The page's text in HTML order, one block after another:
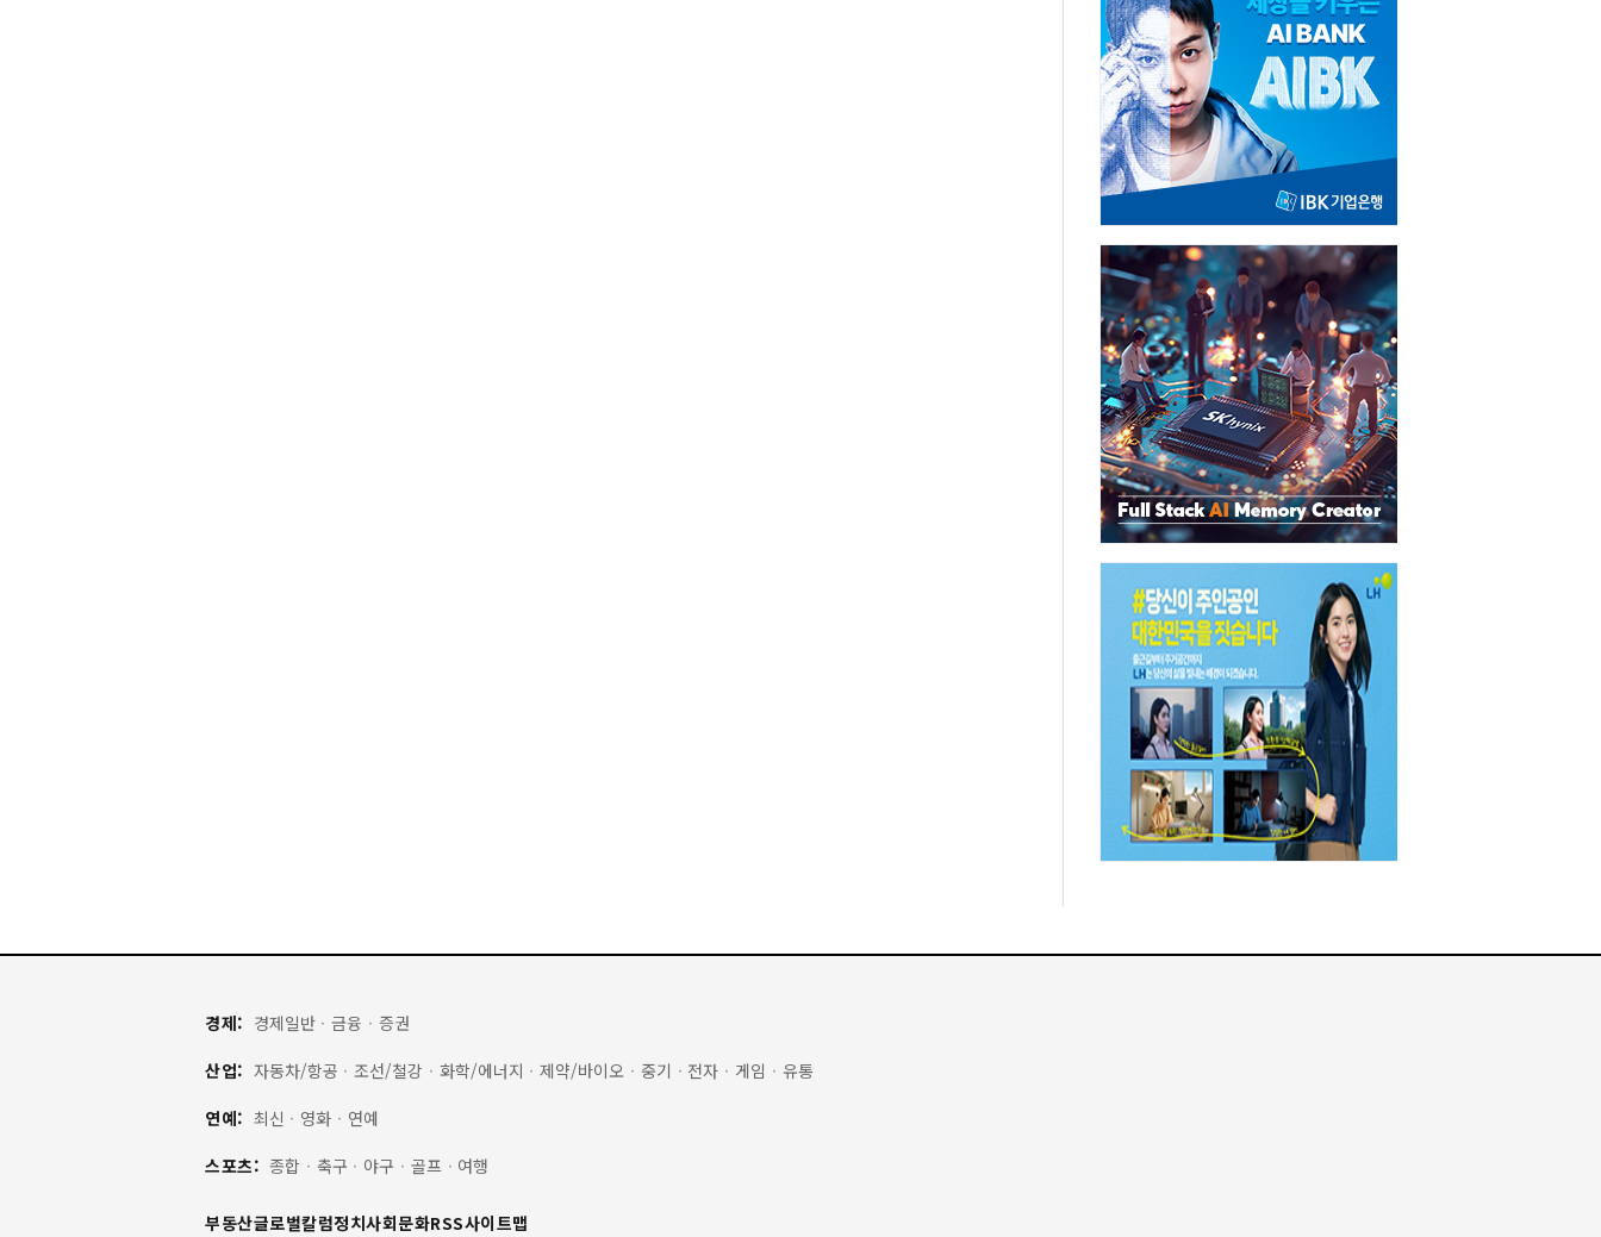
경제: 경제일반 · 금융 · 증권
산업: 자동차/항공 · 조선/철강 · 화학/에너지 · 제약/바이오 · 중기 · 전자 · 게임 · 유통
연예: 최신 · 영화 · 연예
스포츠: 종합 · 축구 · 야구 · 골프 · 여행
부동산글로벌칼럼정치사회문화RSS사이트맵